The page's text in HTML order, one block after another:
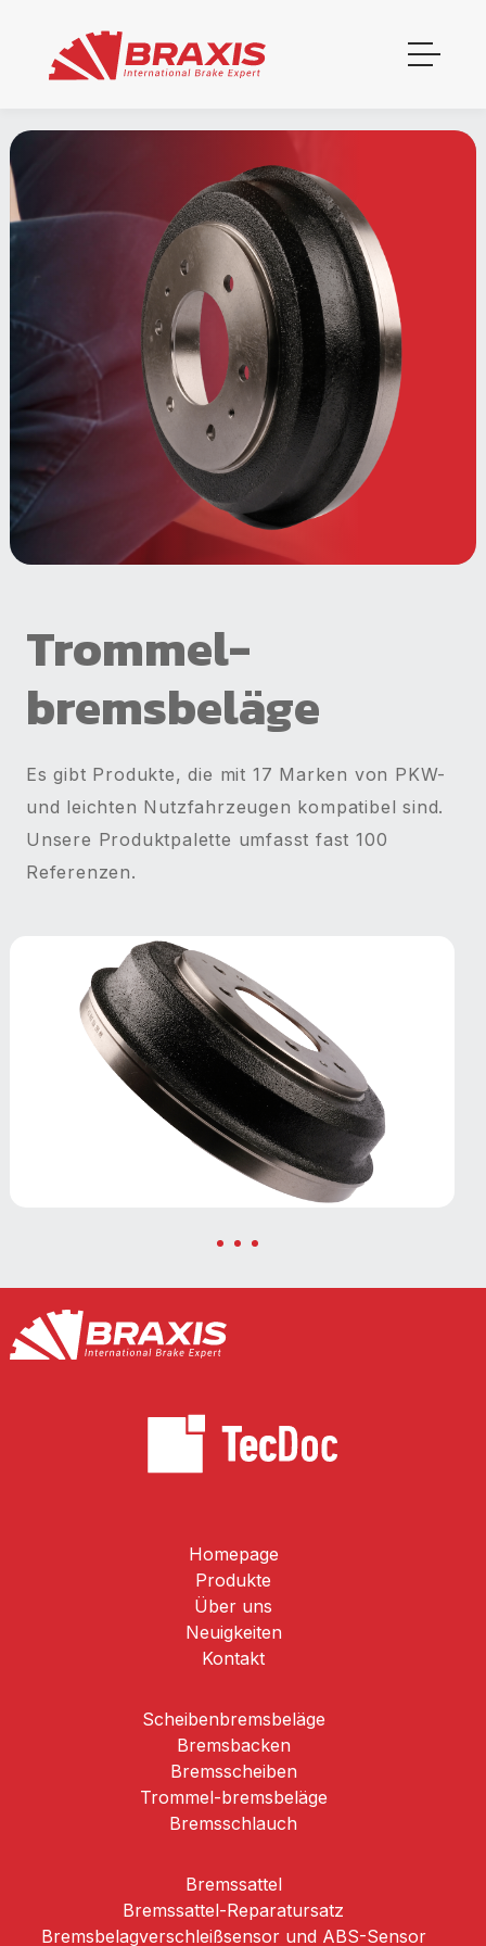
Trommel­
bremsbeläge
Es gibt Produkte, die mit 17 Marken von PKW-
und leichten Nutzfahrzeugen kompatibel sind.
Unsere Produktpalette umfasst fast 100
Referenzen.
Homepage
Produkte
Über uns
Neuigkeiten
Kontakt
Scheibenbremsbeläge
Brems­backen
Bremsscheiben
Trommel-­bremsbeläge
Bremsschlauch
Bremssattel
Bremssattel-Reparatursatz
Bremsbelagverschleißsensor und ABS-Sensor